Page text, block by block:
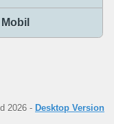
2026 - Desktop Version